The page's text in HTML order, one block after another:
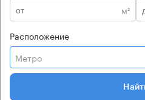
м²
Расположение
Метро